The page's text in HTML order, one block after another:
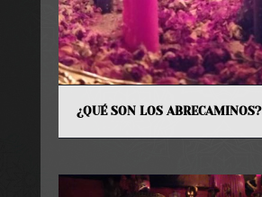
¿QUÉ SON LOS ABRECAMINOS?